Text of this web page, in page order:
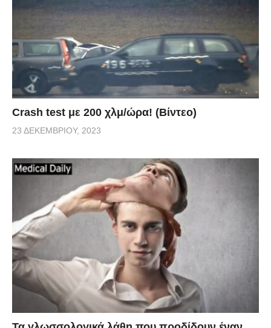
Crash test με 200 χλμ/ώρα! (Βίντεο)
23 ΔΕΚΕΜΒΡΊΟΥ, 2023